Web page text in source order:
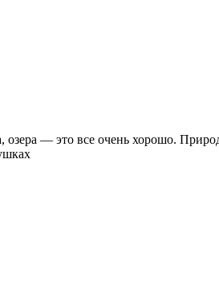
озера — это все очень хорошо.